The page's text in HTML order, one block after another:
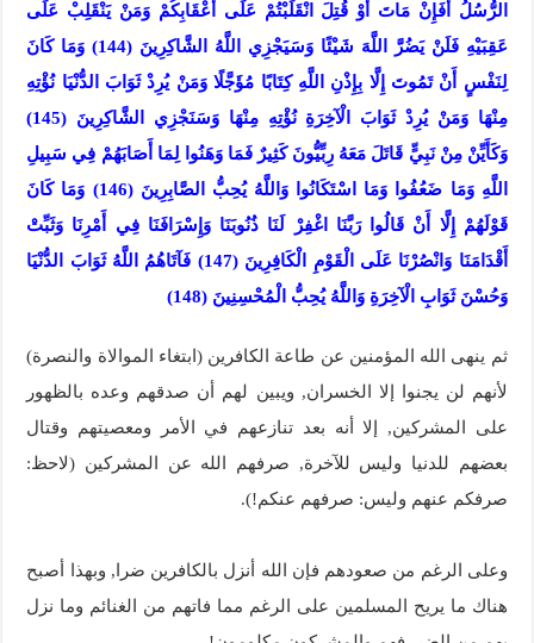
الرُّسُلُ أَفَإِنْ مَاتَ أَوْ قُتِلَ انْقَلَبْتُمْ عَلَى أَعْقَابِكُمْ وَمَنْ يَنْقَلِبْ عَلَى
عَقِبَيْهِ فَلَنْ يَضُرَّ اللَّهَ شَيْئًا وَسَيَجْزِي اللَّهُ الشَّاكِرِينَ (144) وَمَا كَانَ
لِنَفْسٍ أَنْ تَمُوتَ إِلَّا بِإِذْنِ اللَّهِ كِتَابًا مُؤَجَّلًا وَمَنْ يُرِدْ ثَوَابَ الدُّنْيَا نُؤْتِهِ
مِنْهَا وَمَنْ يُرِدْ ثَوَابَ الْآخِرَةِ نُؤْتِهِ مِنْهَا وَسَنَجْزِي الشَّاكِرِينَ (145)
وَكَأَيِّنْ مِنْ نَبِيٍّ قَاتَلَ مَعَهُ رِبِّيُّونَ كَثِيرٌ فَمَا وَهَنُوا لِمَا أَصَابَهُمْ فِي سَبِيلِ
اللَّهِ وَمَا ضَعُفُوا وَمَا اسْتَكَانُوا وَاللَّهُ يُحِبُّ الصَّابِرِينَ (146) وَمَا كَانَ
قَوْلَهُمْ إِلَّا أَنْ قَالُوا رَبَّنَا اغْفِرْ لَنَا ذُنُوبَنَا وَإِسْرَافَنَا فِي أَمْرِنَا وَثَبِّتْ
أَقْدَامَنَا وَانْصُرْنَا عَلَى الْقَوْمِ الْكَافِرِينَ (147) فَآتَاهُمُ اللَّهُ ثَوَابَ الدُّنْيَا
وَحُسْنَ ثَوَابِ الْآخِرَةِ وَاللَّهُ يُحِبُّ الْمُحْسِنِينَ (148)
ثم ينهى الله المؤمنين عن طاعة الكافرين (ابتغاء الموالاة والنصرة)
لأنهم لن يجنوا إلا الخسران, ويبين لهم أن صدقهم وعده بالظهور
على المشركين, إلا أنه بعد تنازعهم في الأمر ومعصيتهم وقتال
بعضهم للدنيا وليس للآخرة, صرفهم الله عن المشركين (لاحظ:
صرفكم عنهم وليس: صرفهم عنكم!).
وعلى الرغم من صعودهم فإن الله أنزل بالكافرين ضرا, وبهذا أصبح
هناك ما يريح المسلمين على الرغم مما فاتهم من الغنائم وما نزل